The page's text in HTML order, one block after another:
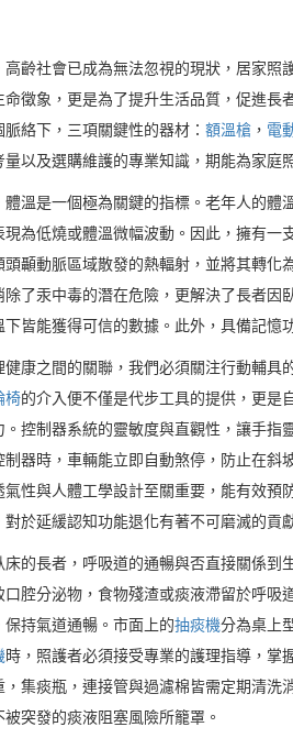
齡社會已成為無法忽視的現狀，居家
徵象，更是為了提升生活品質，促進
絡下，三項關鍵性的器材： 額溫槍 ， 電
以及選購維護的專業知識，期能為家庭
溫是一個極為關鍵的指標。老年人的
為低燒或體溫微幅波動。因此，擁有一
顳動脈區域散發的熱輻射，並將其轉
除了汞中毒的潛在危險，更解決了長者因
皆能獲得可信的數據。此外，具備記
康之間的關聯，我們必須關注行動輔
椅的介入便不僅是代步工具的提供，更是
控制器系統的靈敏度與直觀性，讓手
器時，車輛能立即自動煞停，防止在
性與人體工學設計至關重要，能有效預
於延緩認知功能退化有著不可磨滅的貢
的長者，呼吸道的通暢與否直接關係到
腔分泌物，食物殘渣或痰液滯留於呼
持氣道通暢。市面上的抽痰機分為桌上
時，照護者必須接受專業的護理指導，掌
集痰瓶，連接管與過濾棉皆需定期清洗
突發的痰液阻塞風險所籠罩。